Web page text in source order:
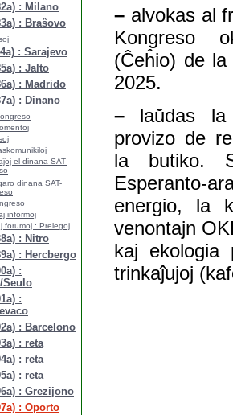
: Milano
: Braŝovo
: Sarajevo
: Jalto
: Madrido
: Dinano
el dinana SAT-
dinana SAT-
informoj
forumoj : Prelegoj
: Nitro
: Hercbergo
:
Seulo
:
: Barcelono
: reta
: reta
: reta
: Grezijono
: Oporto
– alvokas al
Kongreso
(Ĉeĥio) de
2025.
– laŭdas la
provizo de
la butiko.
energio, la
venontajn
kaj ekologia
trinkaĵujoj